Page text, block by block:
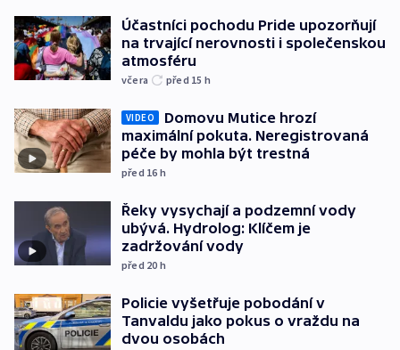
Účastníci pochodu Pride upozorňují
na trvající nerovnosti i společenskou
atmosféru
včera před 15 h
VIDEO
Domovu Mutice hrozí
maximální pokuta. Neregistrovaná
péče by mohla být trestná
před 16 h
Řeky vysychají a podzemní vody
ubývá. Hydrolog: Klíčem je
zadržování vody
před 20 h
Policie vyšetřuje pobodání v
Tanvaldu jako pokus o vraždu na
dvou osobách